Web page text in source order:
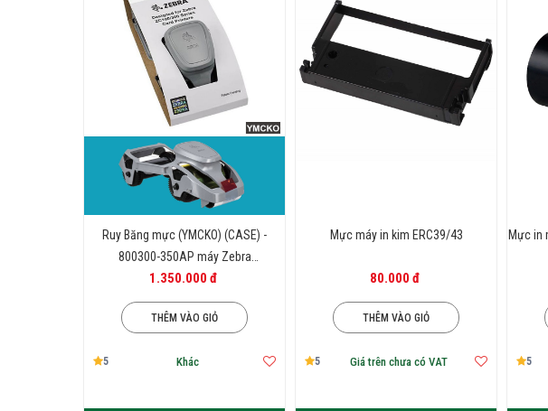
Kích thước cùa các cuộn mực in thông thường là
Và chiều dài thông thường là
Tùy thuộc vào máy in mã vạch bạn đang dùng để có
⇒Bạn có thể liên hệ ngay hotline của NAM
dẫn, Nam Nguyễn cam kết giao hàng nhanh chóng,
Ruy Băng mực (YMCKO) (CASE) -
800300-350AP máy Zebra
ZC100/ZC300 (full color)
1.350.000 đ
THÊM VÀO GIỎ
5 Khác
Mực máy in kim ERC39/43
80.000 đ
THÊM VÀO GIỎ
5 Giá trên chưa có VAT
Mực in
5